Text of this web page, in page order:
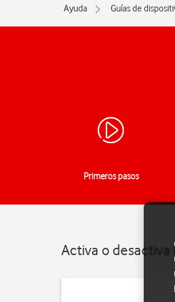
Ayuda Guías de
Primeros pasos
Activa o desactiva